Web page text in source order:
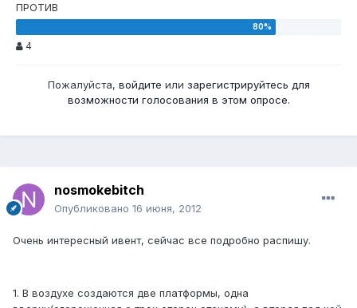
ПРОТИВ
4
Пожалуйста, войдите или зарегистрируйтесь для
возможности голосования в этом опросе.
nosmokebitch
Опубликовано 16 июня, 2012
Очень интересный ивент, сейчас все подробно распишу.
1. В воздухе создаются две платформы, одна